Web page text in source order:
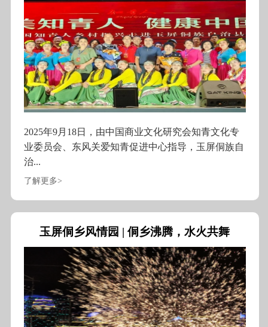
2025年9月18日，由中国商业文化研究会知青文化专
业委员会、东风关爱知青促进中心指导，玉屏侗族自
治...
了解更多>
玉屏侗乡风情园 | 侗乡沸腾，水火共舞